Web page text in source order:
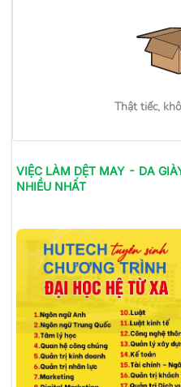
Thật tiếc,
VIỆC LÀM DỆT MAY - DA
NHIỀU NHẤT